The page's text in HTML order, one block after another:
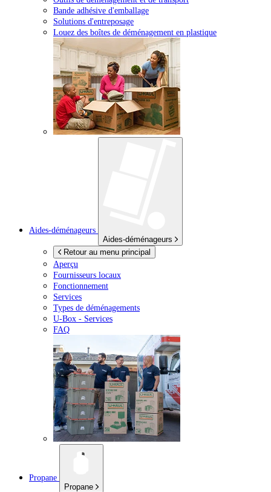
Bande adhésive d'emballage
Solutions d'entreposage
Louez des boîtes de déménagement en plastique
Aides-déménageurs
Aides-déménageurs
Retour au menu principal
Aperçu
Fournisseurs locaux
Fonctionnement
Services
Types de déménagements
U-Box - Services
FAQ
Propane
Propane